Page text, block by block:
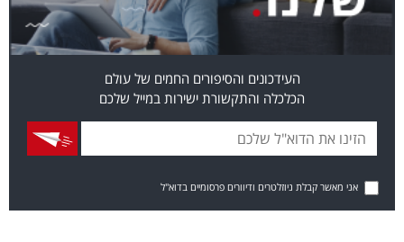
העידכונים והסיפורים החמים של עולם
הכלכלה והתקשורת ישירות במייל שלכם
אני מאשר קבלת ניוזלטרים ודיוורים פרסומיים בדוא"ל